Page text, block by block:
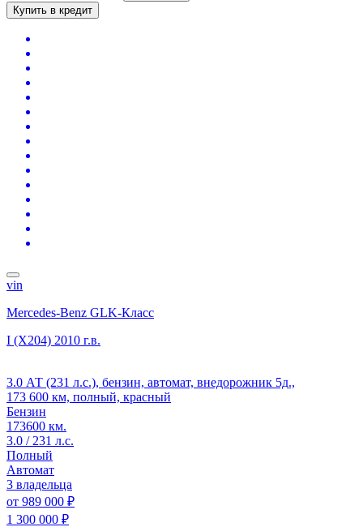
Купить в кредит
vin
Mercedes-Benz GLK-Класс
I (X204) 2010 г.в.
3.0 АТ (231 л.с.), бензин, автомат, внедорожник 5д.,
173 600 км, полный, красный
Бензин
173600 км.
3.0 / 231 л.с.
Полный
Автомат
3 владельца
от 989 000 ₽
1 300 000 ₽